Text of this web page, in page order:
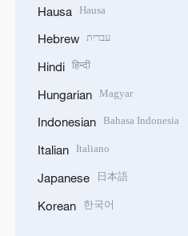
Hausa Hausa
Hebrew עברית
Hindi हिन्दी
Hungarian Magyar
Indonesian Bahasa Indonesia
Italian Italiano
Japanese 日本語
Korean 한국어